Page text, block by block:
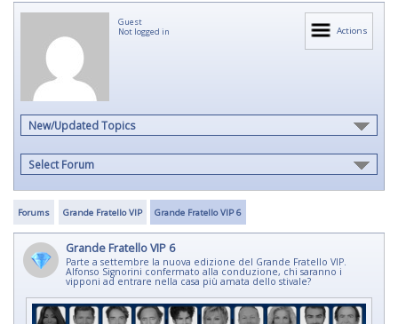
Actions
Guest
Not logged in
New/Updated Topics
Select Forum
Forums Grande Fratello VIP Grande Fratello VIP 6
Grande Fratello VIP 6
Parte a settembre la nuova edizione del Grande Fratello VIP.
Alfonso Signorini confermato alla conduzione, chi saranno i
vipponi ad entrare nella casa più amata dello stivale?